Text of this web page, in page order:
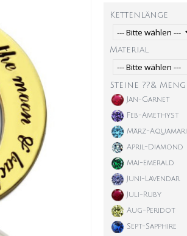
Kettenlänge
Material
Steine ??&
Jan-Garnet
Feb-Amethyst
März-
April-Diamond
Mai-Emerald
Juni-Lavendar
Juli-Ruby
Aug-Peridot
Sept-Sapphire